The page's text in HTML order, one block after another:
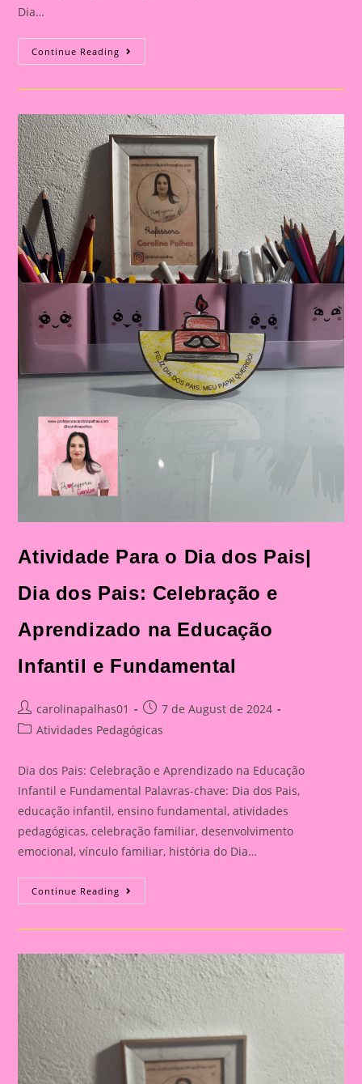
Dia…
Continue Reading Cartão
Lembrança
O
Pais
|
Dia
Dos
Pais:
Celebrando
Importância
Da
Figura
Paterna
Atividade Para o Dia dos Pais|
Dia dos Pais: Celebração e
Aprendizado na Educação
Infantil e Fundamental
Post
author:
carolinapalhas01
Post
published:
7 de August de 2024
PostAtividades Pedagógicas
Dia dos Pais: Celebração e Aprendizado na Educação
Infantil e Fundamental Palavras-chave: Dia dos Pais,
educação infantil, ensino fundamental, atividades
pedagógicas, celebração familiar, desenvolvimento
emocional, vínculo familiar, história do Dia…
Continue Reading Atividade
Para
Dia
Dia
Dos
Pais:
Celebração
E
Aprendizado
Na
Educação
Infantil
E
Fundamental